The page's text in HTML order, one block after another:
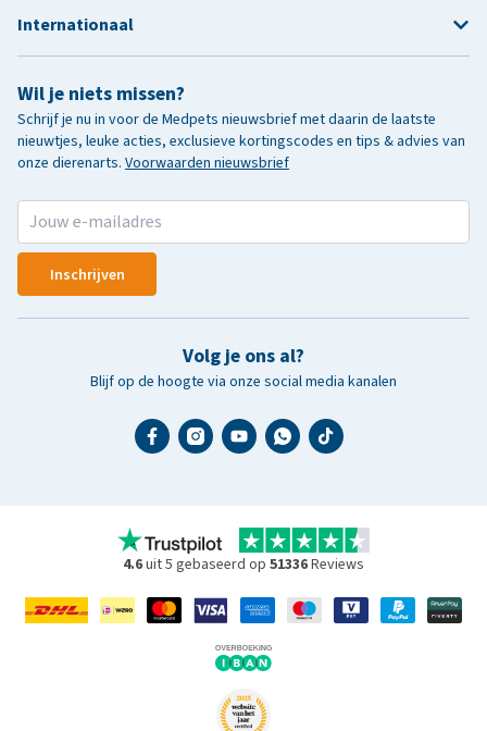
Wil je niets missen?
Schrijf je nu in voor de Medpets nieuwsbrief met daarin de laatste
nieuwtjes, leuke acties, exclusieve kortingscodes en tips & advies van
onze dierenarts. Voorwaarden nieuwsbrief
Inschrijven
Volg je ons al?
Blijf op de hoogte via onze social media kanalen
Internationaal
4.6uit 5 gebaseerd op 51336Reviews